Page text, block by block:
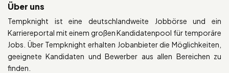
Über uns
Tempknight ist eine deutschlandweite Jobbörse und ein
Karriereportal mit einem großen Kandidatenpool für temporäre
Jobs. Über Tempknight erhalten Jobanbieter die Möglichkeiten,
geeignete Kandidaten und Bewerber aus allen Bereichen zu
finden.